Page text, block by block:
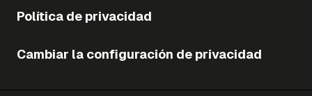
Política de privacidad
Cambiar la configuración de privacidad